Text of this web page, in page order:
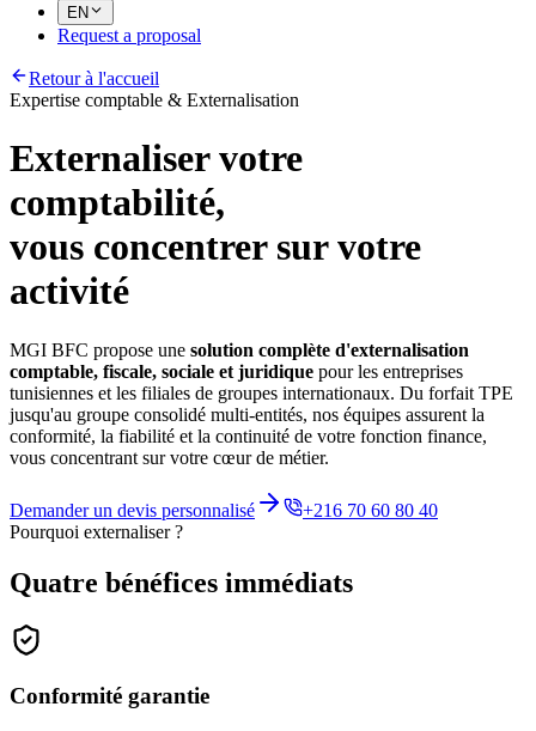
EN
Request a proposal
Retour à l'accueil
Expertise comptable & Externalisation
Externaliser votre
comptabilité,
vous concentrer sur votre
activité
MGI BFC propose une solution complète d'externalisation
comptable, fiscale, sociale et juridique pour les entreprises
tunisiennes et les filiales de groupes internationaux. Du forfait TPE
jusqu'au groupe consolidé multi-entités, nos équipes assurent la
conformité, la fiabilité et la continuité de votre fonction finance,
vous concentrant sur votre cœur de métier.
Demander un devis personnalisé
+216 70 60 80 40
Pourquoi externaliser ?
Quatre bénéfices immédiats
Conformité garantie